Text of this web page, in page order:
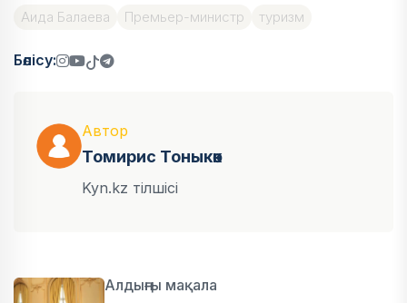
Аида Балаева Премьер-министр туризм
Бөлісу:
Автор
Томирис Тоныкөк
Kyn.kz тілшісі
Алдыңғы мақала